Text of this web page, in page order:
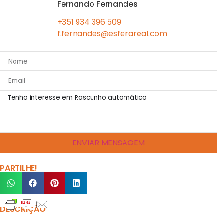
Fernando Fernandes
+351 934 396 509
f.fernandes@esferareal.com
ENVIAR MENSAGEM
PARTILHE!
DESCRIÇÃO